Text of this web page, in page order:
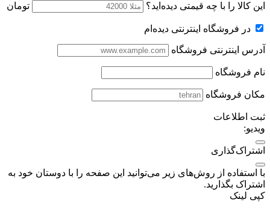
این کالا را با چه قیمتی دیده‌اید؟ تومان
در فروشگاه اینترنتی دیده‌ام
آدرس اینترنتی فروشگاه
نام فروشگاه
مکان فروشگاه
ثبت اطلاعات
ویدیو:
اشتراک‌گذاری
با استفاده از روش‌های زیر می‌توانید این صفحه را با دوستان خود به
اشتراک بگذارید.
کپی لینک